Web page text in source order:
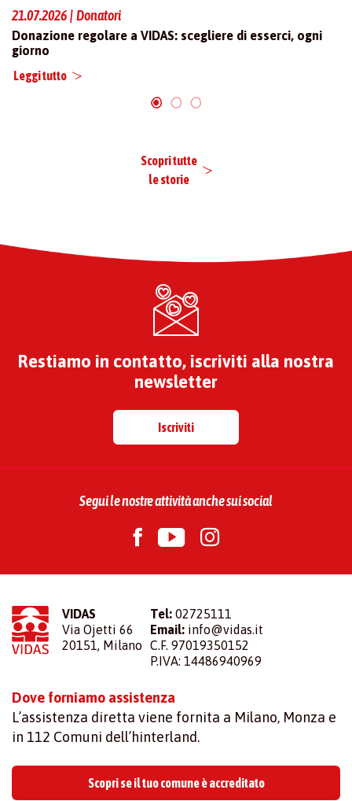
21.07.2026 | Donatori
Donazione regolare a VIDAS: scegliere di esserci, ogni
giorno
Leggi tutto
Scopri tutte
le storie
Restiamo in contatto, iscriviti alla nostra
newsletter
Iscriviti
Segui le nostre attività anche sui social
VIDAS
Via Ojetti 66
20151, Milano
Tel: 02725111
Email: info@vidas.it
C.F. 97019350152
P.IVA: 14486940969
Dove forniamo assistenza
L’assistenza diretta viene fornita a Milano, Monza e
in 112 Comuni dell’hinterland.
Scopri se il tuo comune è accreditato